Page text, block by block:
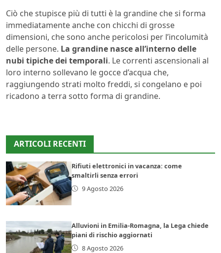
Ciò che stupisce più di tutti è la grandine che si forma
immediatamente anche con chicchi di grosse
dimensioni, che sono anche pericolosi per l’incolumità
delle persone. La grandine nasce all’interno delle
nubi tipiche dei temporali. Le correnti ascensionali al
loro interno sollevano le gocce d’acqua che,
raggiungendo strati molto freddi, si congelano e poi
ricadono a terra sotto forma di grandine.
ARTICOLI RECENTI
Rifiuti elettronici in vacanza: come
smaltirli senza errori
9 Agosto 2026
Alluvioni in Emilia-Romagna, la Lega chiede
piani di rischio aggiornati
8 Agosto 2026